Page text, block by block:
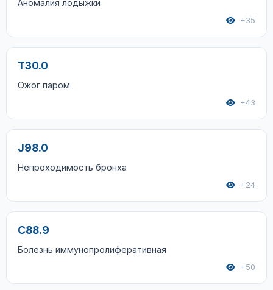
Аномалия лодыжки
+35
T30.0
Ожог паром
+43
J98.0
Непроходимость бронха
+24
C88.9
Болезнь иммунопролиферативная
+50